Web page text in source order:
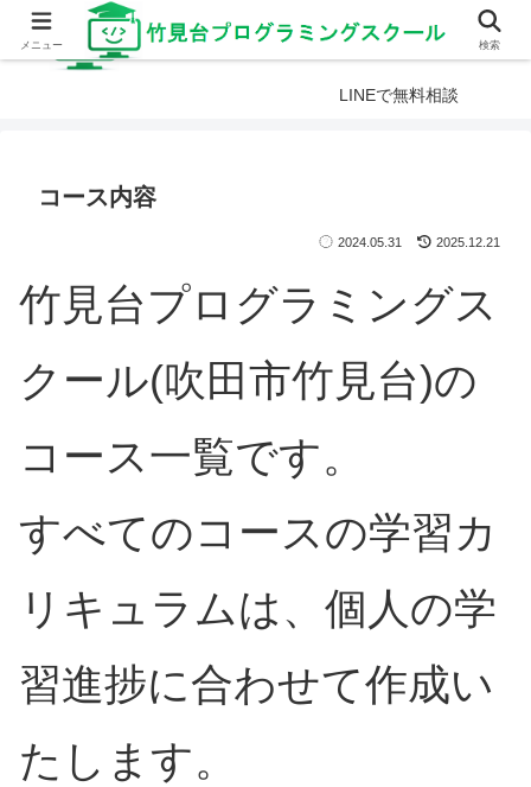
LINEで無料相談
コース内容
2024.05.31 2025.12.21
竹見台プログラミングス
クール(吹田市竹見台)の
コース一覧です。
すべてのコースの学習カ
リキュラムは、個人の学
習進捗に合わせて作成い
たします。
メニュー 検索